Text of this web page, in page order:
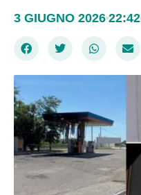
3 GIUGNO 2026 22:42